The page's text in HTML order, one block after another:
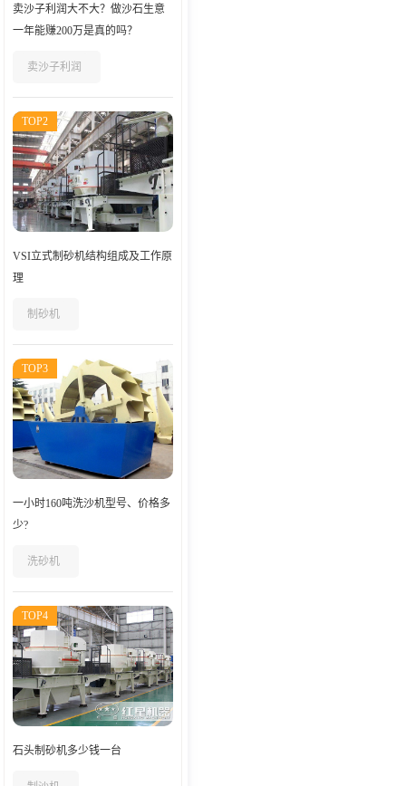
卖沙子利润大不大？做沙石生意
一年能赚200万是真的吗？
卖沙子利润
TOP2
VSI立式制砂机结构组成及工作原
理
制砂机
TOP3
一小时160吨洗沙机型号、价格多
少?
洗砂机
TOP4
石头制砂机多少钱一台